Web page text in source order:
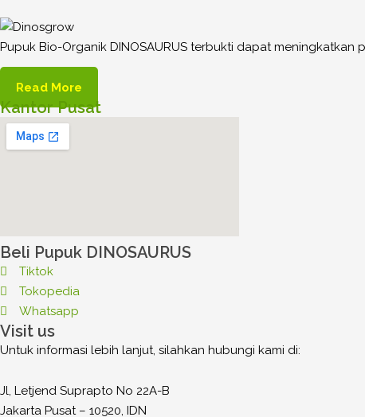
Pupuk Bio-Organik DINOSAURUS terbukti dapat
Read More
Kantor Pusat
Beli Pupuk DINOSAURUS
Tiktok
Tokopedia
Whatsapp
Visit us
Untuk informasi lebih lanjut, silahkan hubungi kami di:
Jl, Letjend Suprapto No 22A-B
Jakarta Pusat – 10520, IDN